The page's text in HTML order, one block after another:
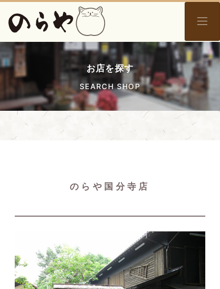
お店を探す
SEARCH SHOP
のらや国分寺店